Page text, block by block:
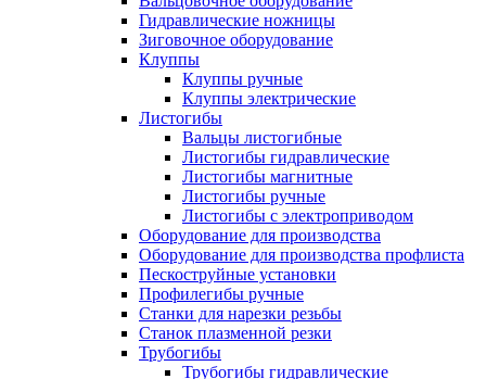
Гидравлические ножницы
Зиговочное оборудование
Клуппы
Клуппы ручные
Клуппы электрические
Листогибы
Вальцы листогибные
Листогибы гидравлические
Листогибы магнитные
Листогибы ручные
Листогибы с электроприводом
Оборудование для производства
Оборудование для производства профлиста
Пескоструйные установки
Профилегибы ручные
Станки для нарезки резьбы
Станок плазменной резки
Трубогибы
Трубогибы гидравлические